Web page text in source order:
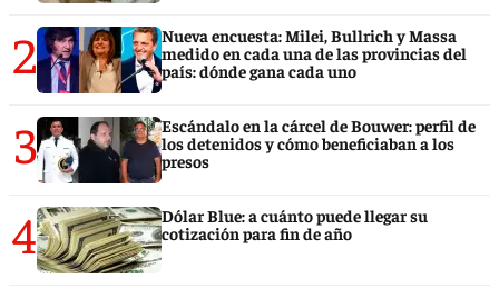
2
Nueva encuesta: Milei, Bullrich y Massa
medido en cada una de las provincias del
país: dónde gana cada uno
3
Escándalo en la cárcel de Bouwer: perfil de
los detenidos y cómo beneficiaban a los
presos
4
Dólar Blue: a cuánto puede llegar su
cotización para fin de año